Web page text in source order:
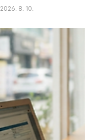
본인부담률이 5%로 낮아져 경제
저도 가까운 지인이 몇 년 전에
붙들고 한참 동안 숨이 멎는 줄
기억이 아직도 생생하네요. 항암
원비, 주사 투여 수수료, 각..
2026. 8. 10.